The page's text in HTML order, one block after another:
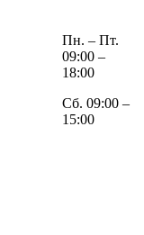
Пн. – Пт.
09:00 –
18:00
Сб. 09:00 –
15:00